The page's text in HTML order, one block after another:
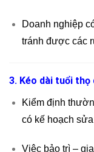
Doanh nghiệp
tránh được các
3. Kéo dài tuổi
Kiểm định
có kế hoạch
Việc bảo trì –